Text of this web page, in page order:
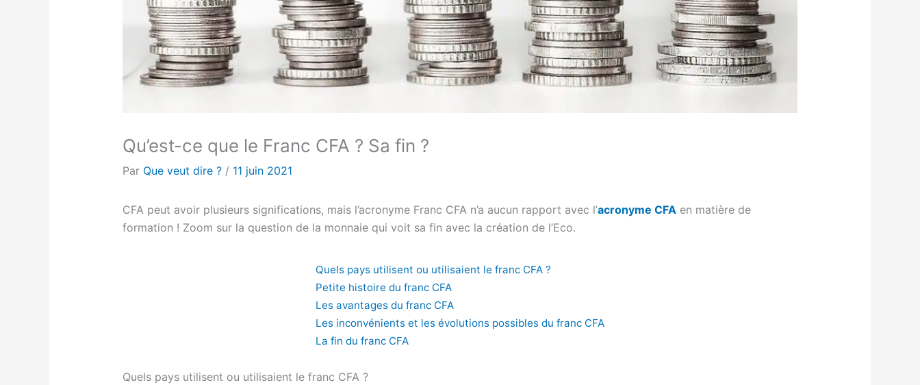
Qu’est-ce que le Franc CFA ? Sa fin ?
Par Que veut dire ?/ 11 juin 2021
CFA peut avoir plusieurs significations, mais l’acronyme Franc CFA n’a aucun rapport avec l’acronyme CFA en matière de
formation ! Zoom sur la question de la monnaie qui voit sa fin avec la création de l’Eco.
Quels pays utilisent ou utilisaient le franc CFA ?
Petite histoire du franc CFA
Les avantages du franc CFA
Les inconvénients et les évolutions possibles du franc CFA
La fin du franc CFA
Quels pays utilisent ou utilisaient le franc CFA ?